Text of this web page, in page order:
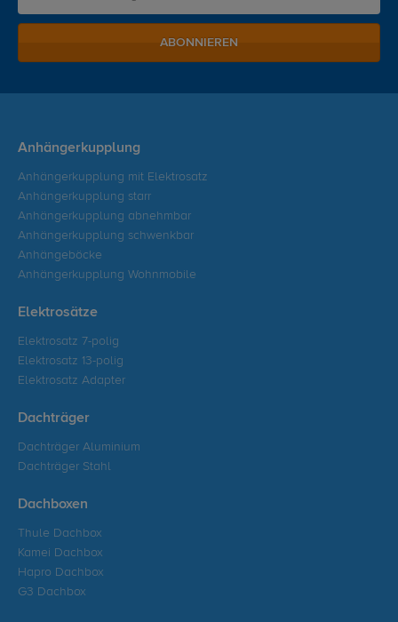
ABONNIEREN
Anhängerkupplung
Anhängerkupplung mit Elektrosatz
Anhängerkupplung starr
Anhängerkupplung abnehmbar
Anhängerkupplung schwenkbar
Anhängeböcke
Anhängerkupplung Wohnmobile
Elektrosätze
Elektrosatz 7-polig
Elektrosatz 13-polig
Elektrosatz Adapter
Dachträger
Dachträger Aluminium
Dachträger Stahl
Dachboxen
Thule Dachbox
Kamei Dachbox
Hapro Dachbox
G3 Dachbox